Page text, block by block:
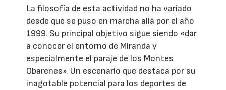
La filosofía de esta actividad no ha variado
desde que se puso en marcha allá por el año
1999. Su principal objetivo sigue siendo «dar
a conocer el entorno de Miranda y
especialmente el paraje de los Montes
Obarenes». Un escenario que destaca por su
inagotable potencial para los deportes de